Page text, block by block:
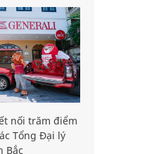
nối trăm điểm
Tổng Đại lý
Bắc